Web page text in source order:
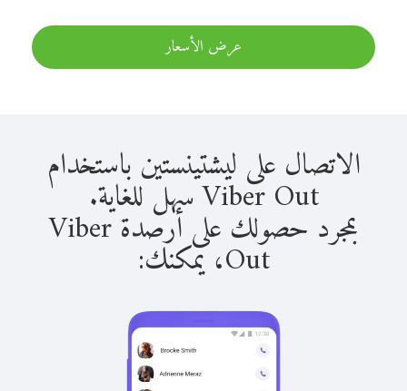
عرض الأسعار
الاتصال على ليشتينستين باستخدام
Viber Out سهل للغاية.
بمجرد حصولك على أرصدة Viber
Out، يمكنك: